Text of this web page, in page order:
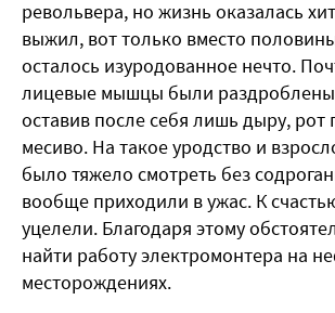
револьвера, но жизнь оказалась
выжил, вот только вместо
осталось изуродованное нечто.
лицевые мышцы были
оставив после себя лишь дыру, рот
месиво. На такое уродство и
было тяжело смотреть без
вообще приходили в ужас. К
уцелели. Благодаря этому
найти работу электромонтера на
месторождениях.